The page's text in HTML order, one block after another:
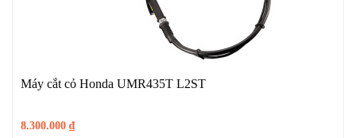
Máy cắt cỏ Honda UMR435T L2ST
8.300.000 ₫